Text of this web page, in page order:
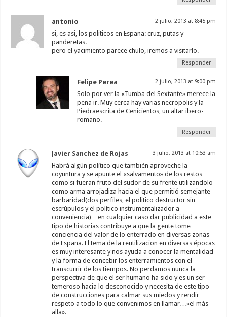
antonio 2 julio, 2013 at 8:45 pm
si, es asi, los politicos en España: cruz, putas y
panderetas.
pero el yacimiento parece chulo, iremos a visitarlo.
Responder
Felipe Perea 2 julio, 2013 at 9:00 pm
Solo por ver la «Tumba del Sextante» merece la
pena ir. Muy cerca hay varias necropolis y la
Piedraescrita de Cenicientos, un altar ibero-
romano.
Responder
Javier Sanchez de Rojas 3 julio, 2013 at 10:53 am
Habrá algún político que también aproveche la
coyuntura y se apunte el «salvamento» de los restos
como si fueran fruto del sudor de su frente utilizandolo
como arma arrojadiza hacia el que permitió semejante
barbaridad(dos perfiles, el politico destructor sin
escrúpulos y el político instrumentalizador a
conveniencia)…en cualquier caso dar publicidad a este
tipo de historias contribuye a que la gente tome
conciencia del valor de lo enterrado en diversas zonas
de España. El tema de la reutilizacion en diversas épocas
es muy interesante y nos ayuda a conocer la mentalidad
y la forma de concebir los enterramientos con el
transcurrir de los tiempos. No perdamos nunca la
perspectiva de que el ser humano ha sido y es un ser
temeroso hacia lo desconocido y necesita de este tipo
de construcciones para calmar sus miedos y rendir
respeto a todo lo que convenimos en llamar…»el más
alla».